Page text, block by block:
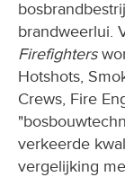
brandweerlui.
Firefighters
Hotshots,
Crews, Fire
verkeerde
vergelijking